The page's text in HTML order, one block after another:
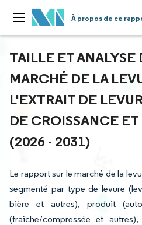
À propos de ce
TAILLE ET ANALYSE
MARCHÉ DE LA
L'EXTRAIT DE
DE CROISSANCE
(2026 - 2031)
Le rapport sur le marché de la
segmenté par type de levure
bière et autres), produit
(fraîche/compressée et